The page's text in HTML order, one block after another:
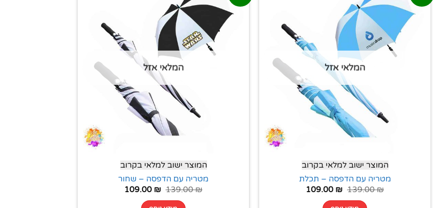
המלאי אזל
המוצר ישוב למלאי בקרוב
מטריה עם הדפסה – תכלת
139.00₪
109.00 ₪
המלאי אזל
המוצר ישוב למלאי בקרוב
מטריה עם הדפסה – שחור
139.00₪
109.00 ₪